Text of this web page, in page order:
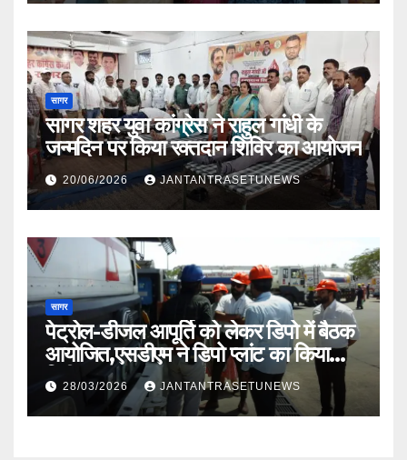
सागर
सागर शहर युवा कांग्रेस ने राहुल गांधी के
जन्मदिन पर किया रक्तदान शिविर का आयोजन
20/06/2026 JANTANTRASETUNEWS
सागर
पेट्रोल-डीजल आपूर्ति को लेकर डिपो में बैठक
आयोजित,एसडीएम ने डिपो प्लांट का किया
निरीक्षण
28/03/2026 JANTANTRASETUNEWS